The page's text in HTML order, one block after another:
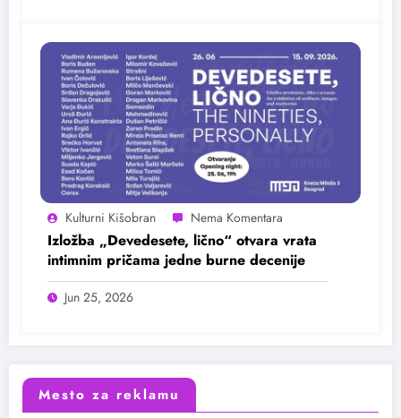
Kulturni Kišobran
Izložba „Devedesete, lično“ otvara vrata
intimnim pričama jedne burne decenije
Jun 25, 2026
Mesto za reklamu